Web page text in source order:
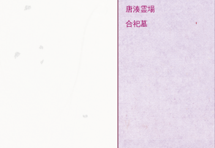
唐湊霊場
合祀墓